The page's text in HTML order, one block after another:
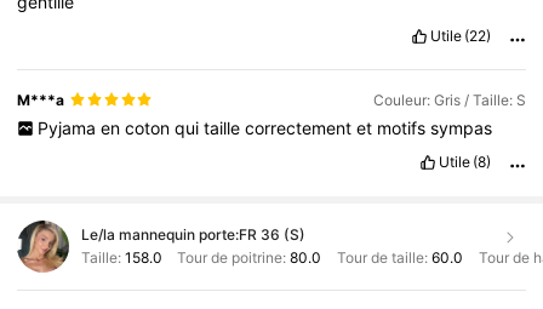
Utile (22)
M***a Couleur: Gris / Taille: S
Pyjama en coton qui taille correctement et motifs sympas
Utile (8)
Le/la mannequin porte:FR 36 (S)
Taille: 158.0 Tour de poitrine:80.0 Tour de taille: 60.0 Tour de